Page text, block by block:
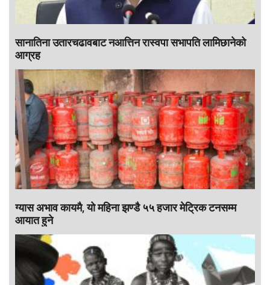
सानातिना उतारचढावबाट नआत्तिन रास्वपा सभापति लामिछानेको
आग्रह
ग्यास अभाव कायमै, यो महिना झण्डै ५५ हजार मेट्रिक टनसम्म
आयात हुने